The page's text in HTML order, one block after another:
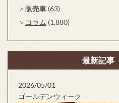
販売車 (63)
コラム (1,880)
最新記事
2026/05/01
ゴールデンウィーク